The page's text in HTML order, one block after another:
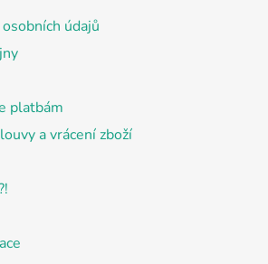
údajů
platbám
a vrácení zboží